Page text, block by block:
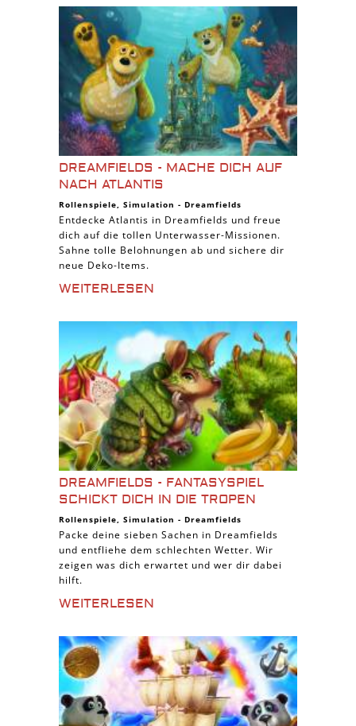
DREAMFIELDS - MACHE DICH AUF
NACH ATLANTIS
Rollenspiele, Simulation - Dreamfields
Entdecke Atlantis in Dreamfields und freue
dich auf die tollen Unterwasser-Missionen.
Sahne tolle Belohnungen ab und sichere dir
neue Deko-Items.
WEITERLESEN
DREAMFIELDS - FANTASYSPIEL
SCHICKT DICH IN DIE TROPEN
Rollenspiele, Simulation - Dreamfields
Packe deine sieben Sachen in Dreamfields
und entfliehe dem schlechten Wetter. Wir
zeigen was dich erwartet und wer dir dabei
hilft.
WEITERLESEN